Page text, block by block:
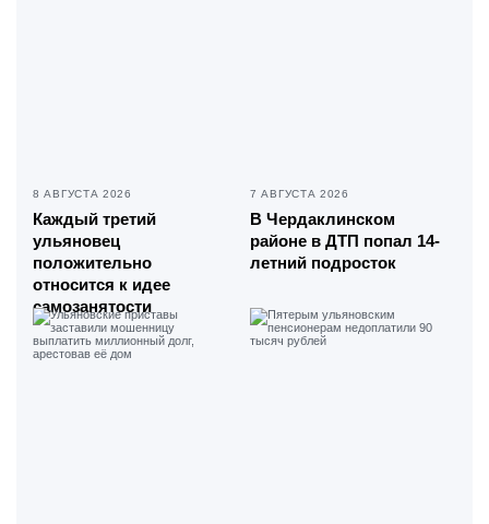
8 АВГУСТА 2026
Каждый третий
ульяновец
положительно
относится к идее
самозанятости
7 АВГУСТА 2026
В Чердаклинском
районе в ДТП попал 14-
летний подросток